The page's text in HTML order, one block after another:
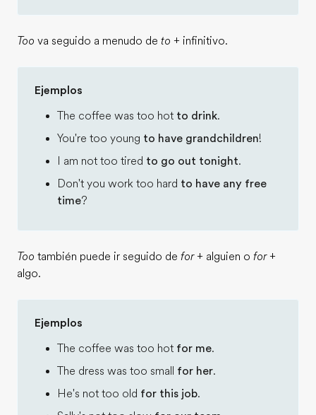
Too va seguido a menudo de to + infinitivo.
Ejemplos
The coffee was too hot to drink.
You're too young to have grandchildren!
I am not too tired to go out tonight.
Don't you work too hard to have any free
time?
Too también puede ir seguido de for+ alguien o for+
algo.
Ejemplos
The coffee was too hot for me.
The dress was too small for her.
He's not too old for this job.